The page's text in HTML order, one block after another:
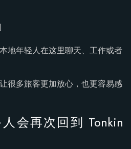
地年轻人在这里聊天、工作或者
很多旅客更加放心，也更容易感
会再次回到 Tonkin